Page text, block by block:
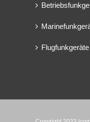
Flugfunkgeräte